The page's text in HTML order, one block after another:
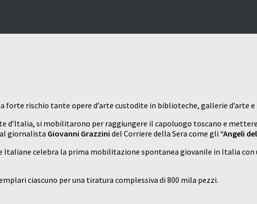
forte rischio tante opere d’arte custodite in biblioteche, gallerie d’arte e
d’Italia, si mobilitarono per raggiungere il capoluogo toscano e
giornalista Giovanni Grazzini del Corriere della Sera come gli “Angeli
Italiane celebra la prima mobilitazione spontanea giovanile in Italia
ciascuno per una tiratura complessiva di 800 mila pezzi.